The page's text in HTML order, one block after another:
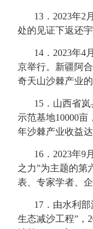
13． 2023年2
处的见证下返还
14． 2023年4
京举行。新疆阿
奇天山沙棘产业
15． 山西省
示范基地10000
年沙棘产业收益达
16． 2023年9
之力”为主题的第
表、专家学者、
17． 由水利
生态减沙工程”，